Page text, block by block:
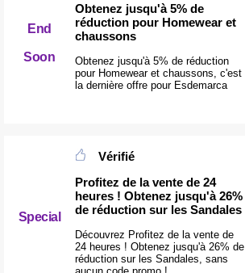
End
Soon
Obtenez jusqu'à 5% de
réduction pour Homewear et
chaussons
Obtenez jusqu'à 5% de réduction
pour Homewear et chaussons, c'est
la dernière offre pour Esdemarca
Special
Vérifié
Profitez de la vente de 24
heures ! Obtenez jusqu'à 26%
de réduction sur les Sandales
Découvrez Profitez de la vente de
24 heures ! Obtenez jusqu'à 26% de
réduction sur les Sandales, sans